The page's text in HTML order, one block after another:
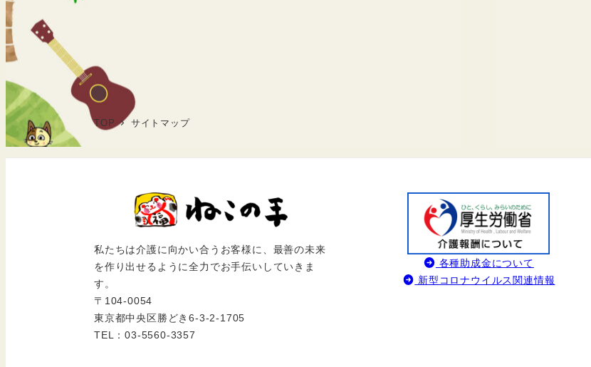
TOP サイトマップ
私たちは介護に向かい合うお客様に、最善の未来
を作り出せるように全力でお手伝いしていきま
す。
〒104-0054
東京都中央区勝どき6-3-2-1705
TEL：03-5560-3357
各種助成金について
新型コロナウイルス関連情報